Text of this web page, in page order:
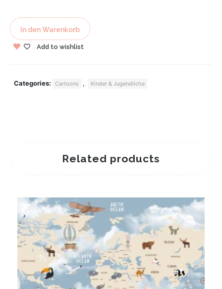
In den Warenkorb
Add to wishlist
Categories: Cartoons , Kinder & Jugendliche
Related products